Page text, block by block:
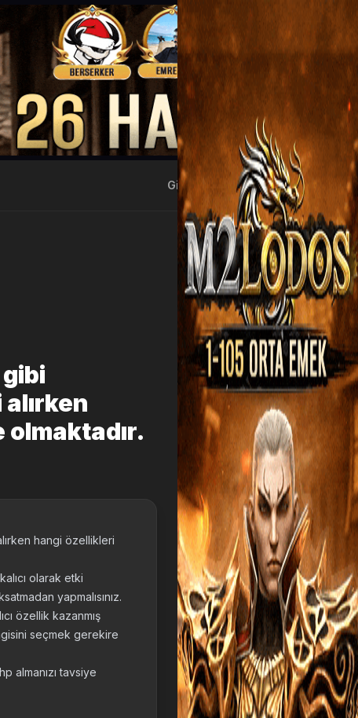
Giriş Yap Kayıt Ol
hangi özellikleri
olarak etki
yapmalısınız.
özellik kazanmış
seçmek gerekire
almanızı tavsiye